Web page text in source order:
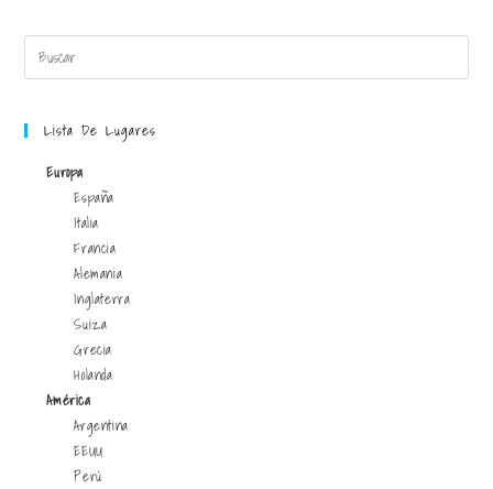
Lista De Lugares
Europa
España
Italia
Francia
Alemania
Inglaterra
Suiza
Grecia
Holanda
América
Argentina
EEUU
Perú